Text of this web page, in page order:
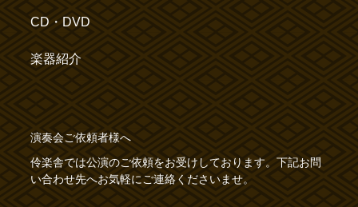
CD・DVD
楽器紹介
演奏会ご依頼者様へ
伶楽舎では公演のご依頼をお受けしております。下記お問
い合わせ先へお気軽にご連絡くださいませ。